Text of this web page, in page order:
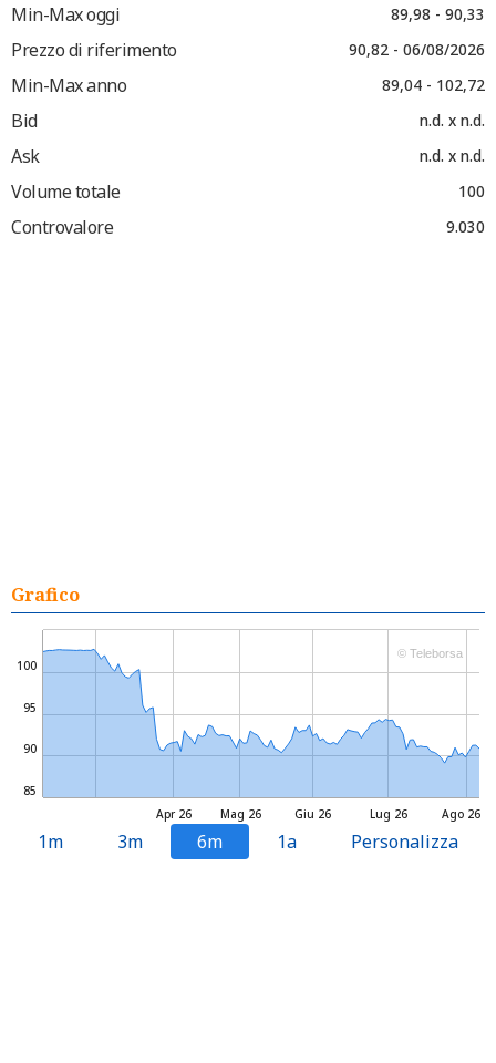
Min-Max oggi 89,98 - 90,33
Prezzo di riferimento 90,82 - 06/08/2026
Min-Max anno 89,04 - 102,72
Bid n.d. x n.d.
Ask n.d. x n.d.
Volume totale 100
Controvalore 9.030
Grafico
Mag 26 Lug 26
Apr 26 Giu 26 Ago 26
85
90
95
100
© Teleborsa
1m 3m 6m 1a Personalizza